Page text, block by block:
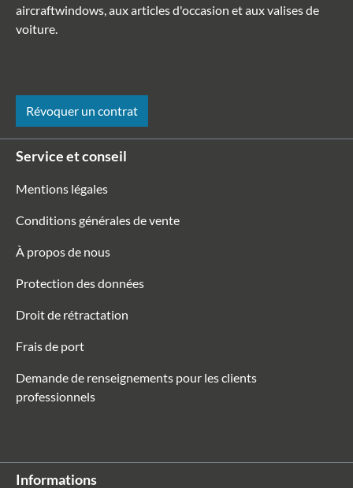
aircraftwindows, aux articles d'occasion et aux valises de
voiture.
Révoquer un contrat
Service et conseil
Mentions légales
Conditions générales de vente
À propos de nous
Protection des données
Droit de rétractation
Frais de port
Demande de renseignements pour les clients
professionnels
Informations